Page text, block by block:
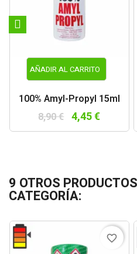
AÑADIR AL CARRITO
100% Amyl-Propyl 15ml
8,90 € 4,45 €
9 OTROS
CATEGORÍA:
favorite_border